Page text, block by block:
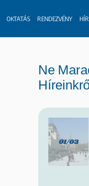
OKTATÁS RENDEZVÉNY
Ne